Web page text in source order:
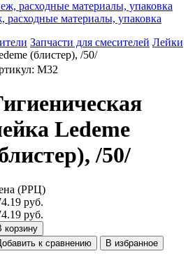
расходные материалы, упаковка
Запчасти для смесителей Лейки
(блистер), /50/
M32
Ledeme
/50/
(РРЦ)
руб.
руб.
корзину
к сравнению
В избранное